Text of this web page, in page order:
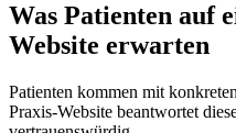
Was Patienten auf
Website erwarten
Patienten kommen mit
Praxis-Website beantwortet